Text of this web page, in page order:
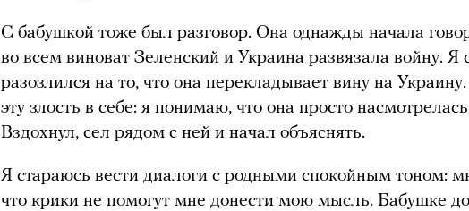
С бабушкой тоже был разговор. Она однажды начала
во всем виноват Зеленский и Украина развязала войну. Я
разозлился на то, что она перекладывает вину на
эту злость в себе: я понимаю, что она просто
Вздохнул, сел рядом с ней и начал объяснять.
Я стараюсь вести диалоги с родными спокойным тоном:
что крики не помогут мне донести мою мысль. Бабушке